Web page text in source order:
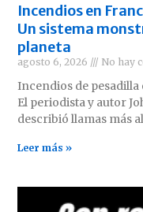
Incendios en
Un sistema
planeta
agosto 6, 2026 No hay
Incendios de pesadilla
El periodista y autor
describió llamas más
Leer más »